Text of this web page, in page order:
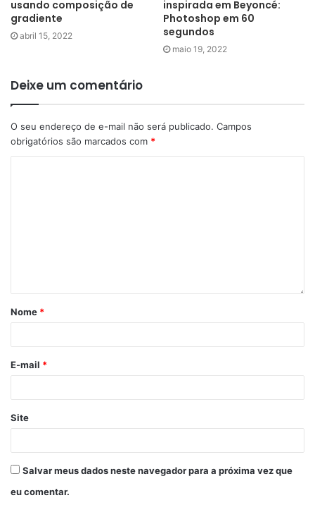
usando composição de
gradiente
abril 15, 2022
inspirada em Beyoncé:
Photoshop em 60
segundos
maio 19, 2022
Deixe um comentário
O seu endereço de e-mail não será publicado. Campos
obrigatórios são marcados com *
Nome *
E-mail *
Site
Salvar meus dados neste navegador para a próxima vez que
eu comentar.